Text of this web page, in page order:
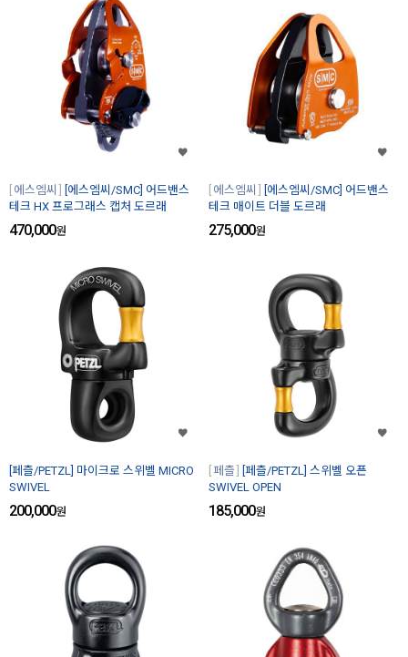
에스엠씨
[에스엠씨/SMC] 어드밴스
테크 HX 프로그래스 캡처 도르래
470,000원
에스엠씨
[에스엠씨/SMC] 어드밴스
테크 매이트 더블 도르래
275,000원
[페츨/PETZL] 마이크로 스위벨 MICRO
SWIVEL
200,000원
페츨
[페츨/PETZL] 스위벨 오픈
SWIVEL OPEN
185,000원